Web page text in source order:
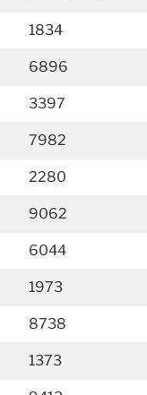
1834
6896
3397
7982
2280
9062
6044
1973
8738
1373